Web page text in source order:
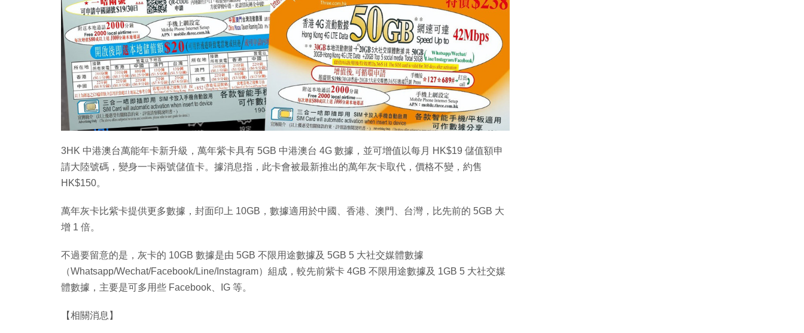
3HK 中港澳台萬能年卡新升級，萬年紫卡具有 5GB 中港澳台 4G 數據，並可增值以每月 HK$19 儲值額申
請大陸號碼，變身一卡兩號儲值卡。據消息指，此卡會被最新推出的萬年灰卡取代，價格不變，約售
HK$150。
萬年灰卡比紫卡提供更多數據，封面印上 10GB，數據適用於中國、香港、澳門、台灣，比先前的 5GB 大
增 1 倍。
不過要留意的是，灰卡的 10GB 數據是由 5GB 不限用途數據及 5GB 5 大社交媒體數據
（Whatsapp/Wechat/Facebook/Line/Instagram）組成，較先前紫卡 4GB 不限用途數據及 1GB 5 大社交媒
體數據，主要是可多用些 Facebook、IG 等。
【相關消息】
Copy
Link